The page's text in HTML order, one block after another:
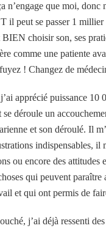
n’engage que moi,
il peut se passer 1
choisir son, ses
comme une patiente
! Changez de
apprécié puissance 10
déroule un
et son déroulé. Il
indispensables, il
ou encore des
qui peuvent paraître
et qui ont permis de
j’ai déjà ressenti